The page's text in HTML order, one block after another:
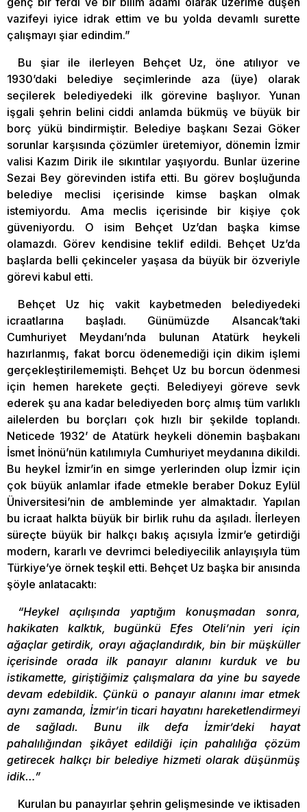
vazifeyi iyice idrak ettim ve bu yolda devamlı surette
çalışmayı şiar edindim.”
Bu şiar ile ilerleyen Behçet Uz, öne atılıyor ve
1930’daki belediye seçimlerinde aza (üye) olarak
seçilerek belediyedeki ilk görevine başlıyor. Yunan
işgali şehrin belini ciddi anlamda bükmüş ve büyük bir
borç yükü bindirmiştir. Belediye başkanı Sezai Göker
sorunlar karşısında çözümler üretemiyor, dönemin İzmir
valisi Kazım Dirik ile sıkıntılar yaşıyordu. Bunlar üzerine
Sezai Bey görevinden istifa etti. Bu görev boşluğunda
belediye meclisi içerisinde kimse başkan olmak
istemiyordu. Ama meclis içerisinde bir kişiye çok
güveniyordu. O isim Behçet Uz’dan başka kimse
olamazdı. Görev kendisine teklif edildi. Behçet Uz’da
başlarda belli çekinceler yaşasa da büyük bir özveriyle
görevi kabul etti.
Behçet Uz hiç vakit kaybetmeden belediyedeki
icraatlarına başladı. Günümüzde Alsancak’taki
Cumhuriyet Meydanı’nda bulunan Atatürk heykeli
hazırlanmış, fakat borcu ödenemediği için dikim işlemi
gerçekleştirilememişti. Behçet Uz bu borcun ödenmesi
için hemen harekete geçti. Belediyeyi göreve sevk
ederek şu ana kadar belediyeden borç almış tüm varlıklı
ailelerden bu borçları çok hızlı bir şekilde toplandı.
Neticede 1932’ de Atatürk heykeli dönemin başbakanı
İsmet İnönü’nün katılımıyla Cumhuriyet meydanına dikildi.
Bu heykel İzmir’in en simge yerlerinden olup İzmir için
çok büyük anlamlar ifade etmekle beraber Dokuz Eylül
Üniversitesi’nin de ambleminde yer almaktadır. Yapılan
bu icraat halkta büyük bir birlik ruhu da aşıladı. İlerleyen
süreçte büyük bir halkçı bakış açısıyla İzmir’e getirdiği
modern, kararlı ve devrimci belediyecilik anlayışıyla tüm
Türkiye’ye örnek teşkil etti. Behçet Uz başka bir anısında
şöyle anlatacaktı:
“Heykel açılışında yaptığım konuşmadan sonra,
hakikaten kalktık, bugünkü Efes Oteli’nin yeri için
ağaçlar getirdik, orayı ağaçlandırdık, bin bir müşküller
içerisinde orada ilk panayır alanını kurduk ve bu
istikamette, giriştiğimiz çalışmalara da yine bu sayede
devam edebildik. Çünkü o panayır alanını imar etmek
aynı zamanda, İzmir’in ticari hayatını hareketlendirmeyi
de sağladı. Bunu ilk defa İzmir’deki hayat
pahalılığından şikâyet edildiği için pahalılığa çözüm
getirecek halkçı bir belediye hizmeti olarak düşünmüş
idik…”
Kurulan bu panayırlar şehrin gelişmesinde ve iktisaden